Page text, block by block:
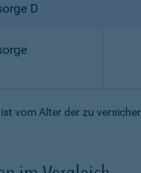
D
vom Alter der zu